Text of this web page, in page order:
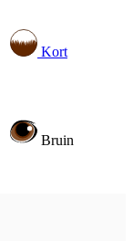
Kort
Bruin